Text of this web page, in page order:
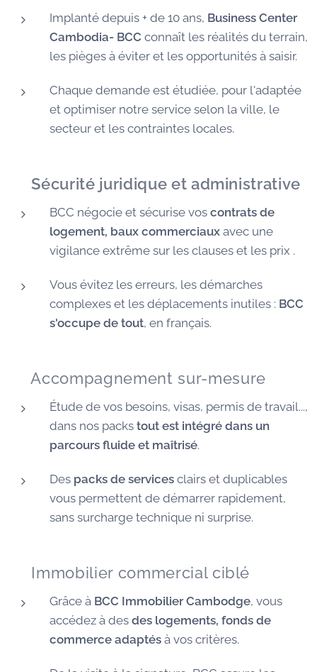
Implanté depuis + de 10 ans, Business Center
Cambodia- BCC connaît les réalités du terrain,
les pièges à éviter et les opportunités à saisir.
Chaque demande est étudiée, pour l'adaptée
et optimiser notre service selon la ville, le
secteur et les contraintes locales.
🛡️Sécurité juridique et administrative
BCC négocie et sécurise vos contrats de
logement, baux commerciaux avec une
vigilance extrême sur les clauses et les prix .
Vous évitez les erreurs, les démarches
complexes et les déplacements inutiles : BCC
s'occupe de tout, en français.
🧭 Accompagnement sur-mesure
Étude de vos besoins, visas, permis de travail...,
dans nos packs tout est intégré dans un
parcours fluide et maîtrisé.
Des packs de services clairs et duplicables
vous permettent de démarrer rapidement,
sans surcharge technique ni surprise.
🏠 Immobilier commercial ciblé
Grâce à BCC Immobilier Cambodge, vous
accédez à des des logements, fonds de
commerce adaptés à vos critères.